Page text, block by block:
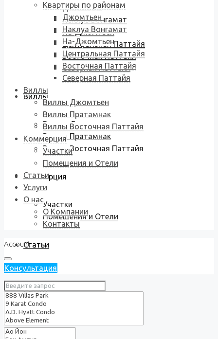
Джомтьен
Наклуа Вонгамат
На-Джомтьен
Центральная Паттайя
Восточная Паттайя
Северная Паттайя
Виллы
Виллы Джомтьен
Виллы Пратамнак
Виллы Восточная Паттайя
Коммерция
Участки
Помещения и Отели
Статьи
Услуги
О нас
Квартиры по районам
Джомтьен
Наклуа Вонгамат
На-Джомтьен
Центральная Паттайя
Восточная Паттайя
Северная Паттайя
Виллы
Виллы Джомтьен
Виллы Пратамнак
Виллы Восточная Паттайя
Коммерция
Участки
Помещения и Отели
Статьи
Услуги
О нас
О Компании
Контакты
Account
Консультация